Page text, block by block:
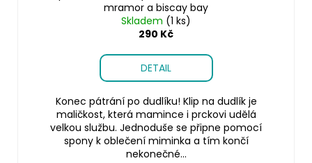
mramor a biscay bay
Skladem (1 ks)
290 Kč
DETAIL
Konec pátrání po dudlíku! Klip na dudlík je
maličkost, která mamince i prckovi udělá
velkou službu. Jednoduše se připne pomocí
spony k oblečení miminka a tím končí
nekonečné...